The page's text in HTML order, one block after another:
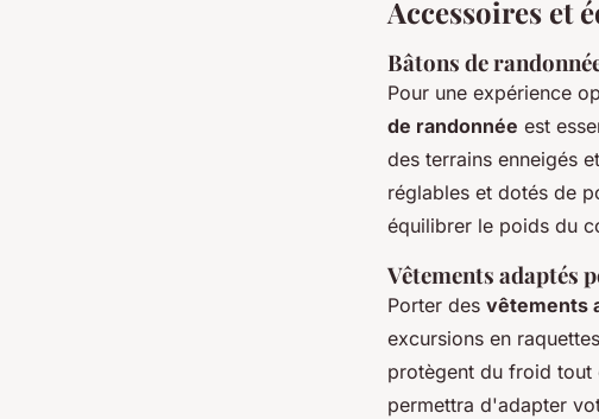
Accessoires et
Bâtons de
Pour une expérience
de randonnée est
des terrains enneigés
réglables et dotés de
équilibrer le poids du
Vêtements adaptés
Porter des vêtements
excursions en
protègent du froid tout
permettra d'adapter